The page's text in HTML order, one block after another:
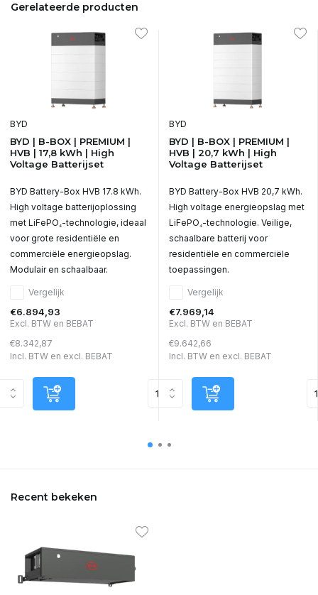
Gerelateerde producten
BYD
BYD | B-BOX | PREMIUM |
HVB | 17,8 kWh | High
Voltage Batterijset
BYD Battery-Box HVB 17.8 kWh.
High voltage batterijoplossing
met LiFePO₄-technologie, ideaal
voor grote residentiële en
commerciële energieopslag.
Modulair en schaalbaar.
Vergelijk
€6.894,93
Excl. BTW en BEBAT
€8.342,87
Incl. BTW en excl. BEBAT
BYD
BYD | B-BOX | PREMIUM |
HVB | 20,7 kWh | High
Voltage Batterijset
BYD Battery-Box HVB 20,7 kWh.
High voltage energieopslag met
LiFePO₄-technologie. Veilige,
schaalbare batterij voor
residentiële en commerciële
toepassingen.
Vergelijk
€7.969,14
Excl. BTW en BEBAT
€9.642,66
Incl. BTW en excl. BEBAT
Recent bekeken